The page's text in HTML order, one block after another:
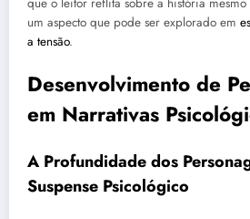
que o leitor reflita sobre a história
um aspecto que pode ser explorado em
a tensão.
Desenvolvimento de
em Narrativas
A Profundidade dos
Suspense Psicológico